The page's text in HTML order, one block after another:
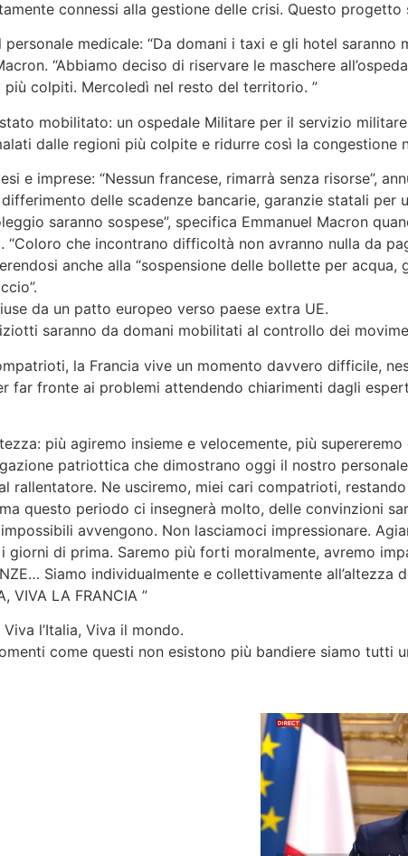
connessi alla gestione delle crisi. Questo
personale medicale: “Da domani i taxi e gli hotel
“Abbiamo deciso di riservare le maschere
colpiti. Mercoledì nel resto del territorio. ”
stato mobilitato: un ospedale Militare per il servizio
dalle regioni più colpite e ridurre così la congestione
e imprese: “Nessun francese, rimarrà senza risorse”,
delle scadenze bancarie, garanzie statali
saranno sospese”, specifica Emmanuel Macron
“Coloro che incontrano difficoltà non avranno nulla da
anche alla “sospensione delle bollette per
da un patto europeo verso paese extra UE.
saranno da domani mobilitati al controllo dei
la Francia vive un momento davvero difficile,
far fronte ai problemi attendendo chiarimenti dagli
più agiremo insieme e velocemente, più
patriottica che dimostrano oggi il nostro
rallentatore. Ne usciremo, miei cari compatrioti,
questo periodo ci insegnerà molto, delle convinzioni
avvengono. Non lasciamoci impressionare.
giorni di prima. Saremo più forti moralmente, avremo
Siamo individualmente e collettivamente
VIVA LA FRANCIA ”
l’Italia, Viva il mondo.
come questi non esistono più bandiere siamo tutti